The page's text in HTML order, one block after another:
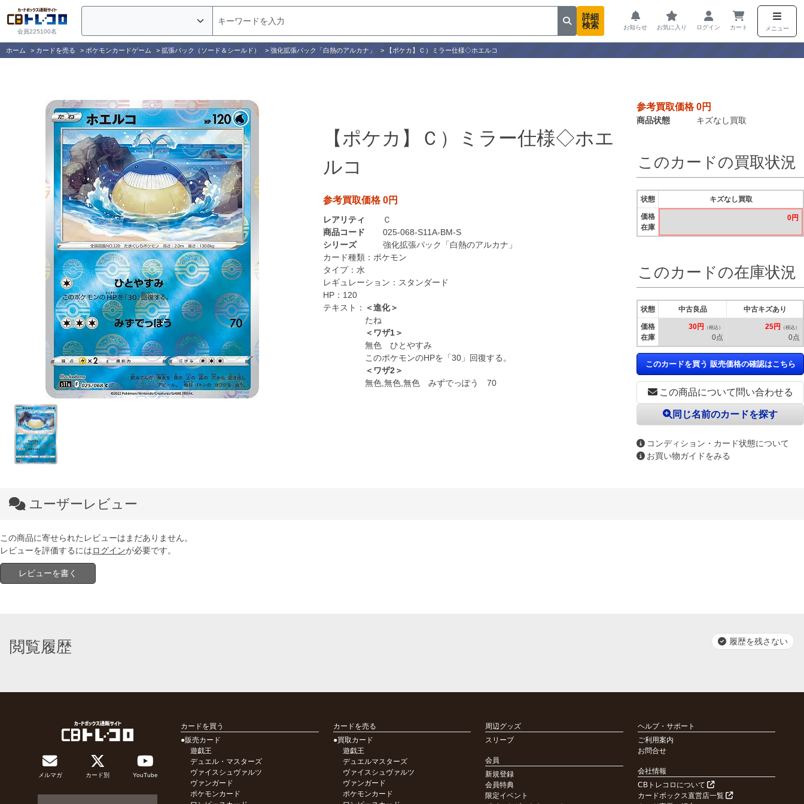
会員225100名
詳細
検索
お知らせ お気に入り ログイン カート メニュー
ホーム > カードを売る > ポケモンカードゲーム > 拡張パック（ソード＆シールド） > 強化拡張パック「白熱のアルカナ」 > 【ポケカ】Ｃ）ミラー仕様◇ホエルコ
【ポケカ】Ｃ）ミラー仕様◇ホエ
ルコ
参考買取価格 0円
レアリティ
Ｃ
商品コード
025-068-S11A-BM-S
シリーズ
強化拡張パック「白熱のアルカナ」
カード種類： ポケモン
タイプ： 水
レギュレーション： スタンダード
HP： 120
テキスト： ＜進化＞
たね
＜ワザ1＞
無色 ひとやすみ
このポケモンのHPを「30」回復する。
＜ワザ2＞
無色,無色,無色 みずでっぽう 70
参考買取価格 0円
商品状態 キズなし買取
この商品について問い合わせる
同じ名前のカードを探す
コンディション・カード状態について
お買い物ガイドをみる
このカードの買取状況
状態
価格
在庫
キズなし買取
0円
このカードの在庫状況
状態
価格
在庫
中古良品
30円 （税込）
0点
中古キズあり
25円 （税込）
0点
このカードを買う 販売価格の確認はこちら
ユーザーレビュー
この商品に寄せられたレビューはまだありません。
レビューを評価するにはログインが必要です。
レビューを書く
閲覧履歴 履歴を残さない
メルマガ カード別 YouTube
カードを買う
●販売カード
遊戯王
デュエル・マスターズ
ヴァイスシュヴァルツ
ヴァンガード
ポケモンカード
カードを売る
●買取カード
遊戯王
デュエルマスターズ
ヴァイスシュヴァルツ
ヴァンガード
ポケモンカード
周辺グッズ
スリーブ
会員
新規登録
会員特典
限定イベント
ヘルプ・サポート
ご利用案内
お問合せ
会社情報
CBトレコロについて
カードボックス直営店一覧